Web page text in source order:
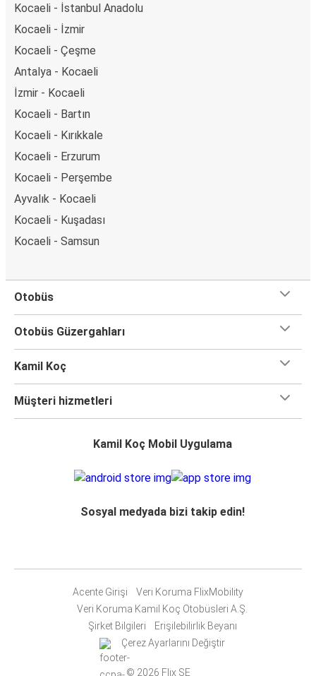
Kocaeli - İstanbul Anadolu
Kocaeli - İzmir
Kocaeli - Çeşme
Antalya - Kocaeli
İzmir - Kocaeli
Kocaeli - Bartın
Kocaeli - Kırıkkale
Kocaeli - Erzurum
Kocaeli - Perşembe
Ayvalık - Kocaeli
Kocaeli - Kuşadası
Kocaeli - Samsun
Otobüs
Otobüs Güzergahları
Kamil Koç
Müşteri hizmetleri
Kamil Koç Mobil Uygulama
Sosyal medyada bizi takip edin!
Acente Girişi
Veri Koruma FlixMobility
Veri Koruma Kamil Koç Otobüsleri A.Ş.
Şirket Bilgileri
Erişilebilirlik Beyanı
Çerez Ayarlarını Değiştir
© 2026 Flix SE